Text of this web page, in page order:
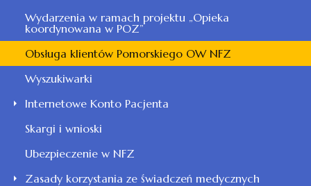
Wydarzenia w ramach projektu „Opieka
koordynowana w POZ”
Obsługa klientów Pomorskiego OW NFZ
Wyszukiwarki
Internetowe Konto Pacjenta
Skargi i wnioski
Ubezpieczenie w NFZ
Zasady korzystania ze świadczeń medycznych